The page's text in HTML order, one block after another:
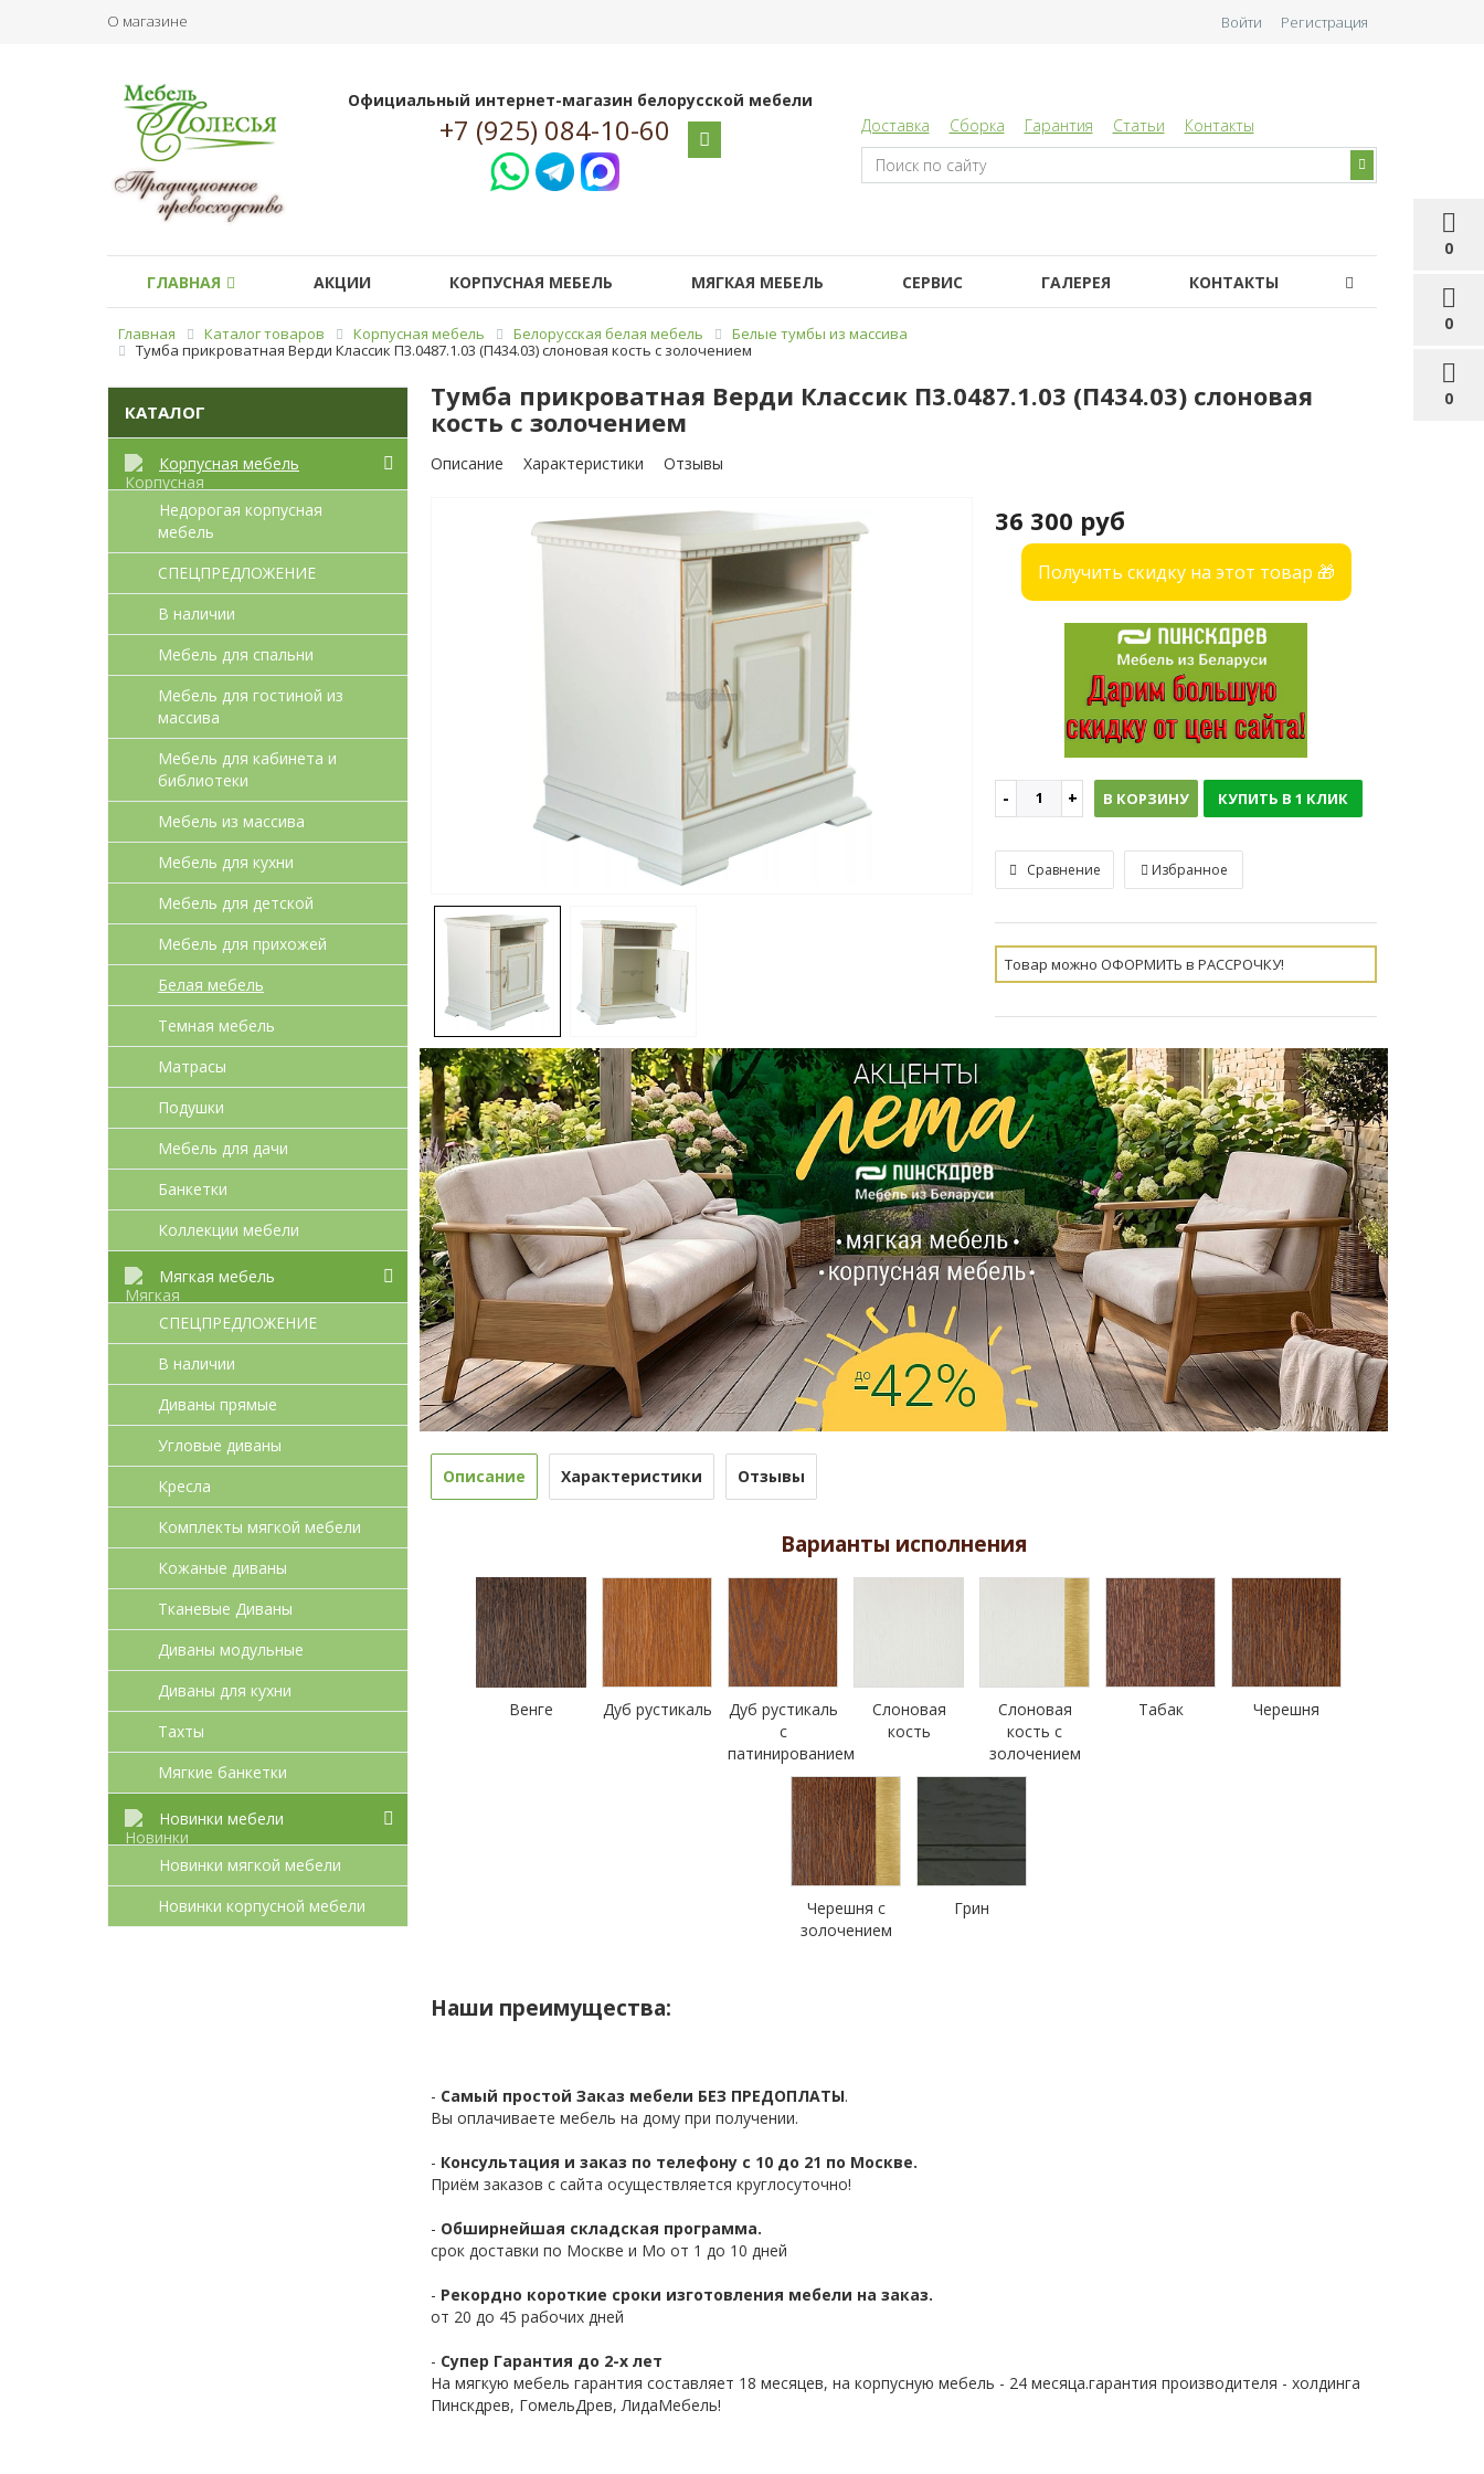
О магазине
0
0
0
Войти Регистрация
Официальный интернет-магазин белорусской мебели
+7 (925) 084-10-60 Доставка Сборка Гарантия Статьи Контакты
ГЛАВНАЯ АКЦИИ КОРПУСНАЯ МЕБЕЛЬ МЯГКАЯ МЕБЕЛЬ СЕРВИС ГАЛЕРЕЯ КОНТАКТЫ
Главная Каталог товаров Корпусная мебель Белорусская белая мебель
Белые тумбы из массива
Тумба прикроватная Верди Классик П3.0487.1.03 (П434.03) слоновая кость с золочением
КАТАЛОГ
Корпусная мебель
Недорогая корпусная
мебель
СПЕЦПРЕДЛОЖЕНИЕ
В наличии
Мебель для спальни
Мебель для гостиной из
массива
Мебель для кабинета и
библиотеки
Мебель из массива
Мебель для кухни
Мебель для детcкой
Мебель для прихожей
Белая мебель
Темная мебель
Матрасы
Подушки
Мебель для дачи
Банкетки
Коллекции мебели
Мягкая мебель
СПЕЦПРЕДЛОЖЕНИЕ
В наличии
Диваны прямые
Угловые диваны
Кресла
Комплекты мягкой мебели
Кожаные диваны
Тканевые Диваны
Диваны модульные
Диваны для кухни
Тахты
Мягкие банкетки
Новинки мебели
Новинки мягкой мебели
Новинки корпусной мебели
Тумба прикроватная Верди Классик П3.0487.1.03 (П434.03) слоновая
кость с золочением
Описание Характеристики Отзывы
36 300 руб
Получить скидку на этот товар 🎁
В КОРЗИНУ КУПИТЬ В 1 КЛИК
Сравнение Избранное
Товар можно ОФОРМИТЬ в РАССРОЧКУ!
Описание Характеристики Отзывы
Варианты исполнения
Венге Дуб рустикаль
Дуб рустикаль
с
патинированием
Слоновая
кость
Слоновая
кость с
золочением
Табак Черешня
Черешня с
золочением
Грин
Наши преимущества:
- Самый простой Заказ мебели БЕЗ ПРЕДОПЛАТЫ.
Вы оплачиваете мебель на дому при получении.
- Консультация и заказ по телефону с 10 до 21 по Москве.
Приём заказов с сайта осуществляется круглосуточно!
- Обширнейшая складская программа.
срок доставки по Москве и Мо от 1 до 10 дней
- Рекордно короткие сроки изготовления мебели на заказ.
от 20 до 45 рабочих дней
- Супер Гарантия до 2-х лет
На мягкую мебель гарантия составляет 18 месяцев, на корпусную мебель - 24 месяца.гарантия производителя - холдинга
Пинскдрев, ГомельДрев, ЛидаМебель!